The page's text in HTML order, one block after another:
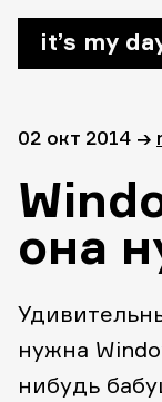
it’s my
02 окт 2014 →
она
нужна
нибудь